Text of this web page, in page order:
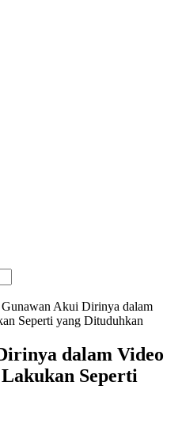
Akui Dirinya dalam
Seperti yang Dituduhkan
dalam Video
Seperti